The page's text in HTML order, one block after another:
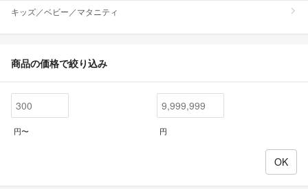
キッズ／ベビー／マタニティ
商品の価格で絞り込み
円〜 円